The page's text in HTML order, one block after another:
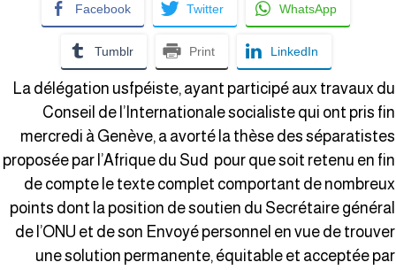
Facebook Twitter WhatsApp
Tumblr Print LinkedIn
La délégation usfpéiste, ayant participé aux travaux
Conseil de l’Internationale socialiste qui ont pris
mercredi à Genève, a avorté la thèse des
proposée par l’Afrique du Sud pour que soit retenu en
de compte le texte complet comportant de
points dont la position de soutien du Secrétaire
de l’ONU et de son Envoyé personnel en vue de
une solution permanente, équitable et acceptée